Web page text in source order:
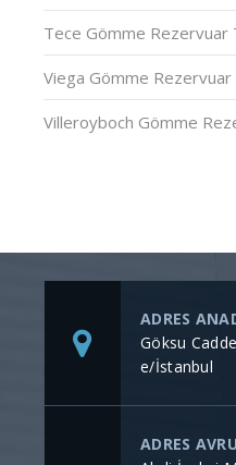
Tece Gömme Rezervuar
Viega Gömme Rezervuar
Villeroyboch Gömme
ADRES
Göksu
e/İstanbul
ADRES